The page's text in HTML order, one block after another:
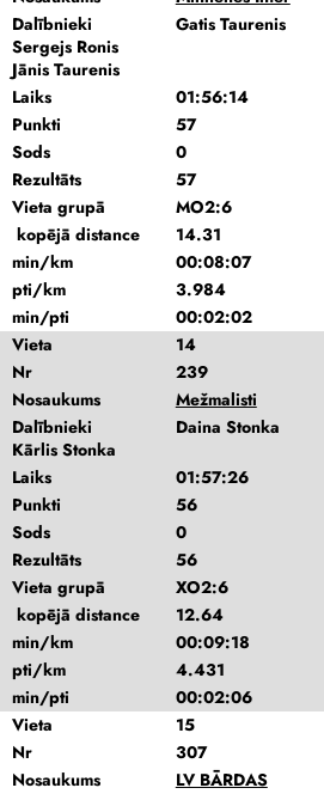
Dalībnieki
Gatis Taurenis
Sergejs Ronis
Jānis Taurenis
Laiks
01:56:14
Punkti
57
Sods
0
Rezultāts
57
Vieta grupā
MO2:6
kopējā distance
14.31
min/km
00:08:07
pti/km
3.984
min/pti
00:02:02
Vieta
14
Nr
239
Nosaukums
Mežmalisti
Dalībnieki
Daina Stonka
Kārlis Stonka
Laiks
01:57:26
Punkti
56
Sods
0
Rezultāts
56
Vieta grupā
XO2:6
kopējā distance
12.64
min/km
00:09:18
pti/km
4.431
min/pti
00:02:06
Vieta
15
Nr
307
Nosaukums
LV BĀRDAS